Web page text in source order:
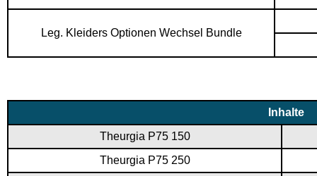
Leg. Kleiders Optionen Wechsel Bundle
Inhalte
Theurgia P75 150
Theurgia P75 250